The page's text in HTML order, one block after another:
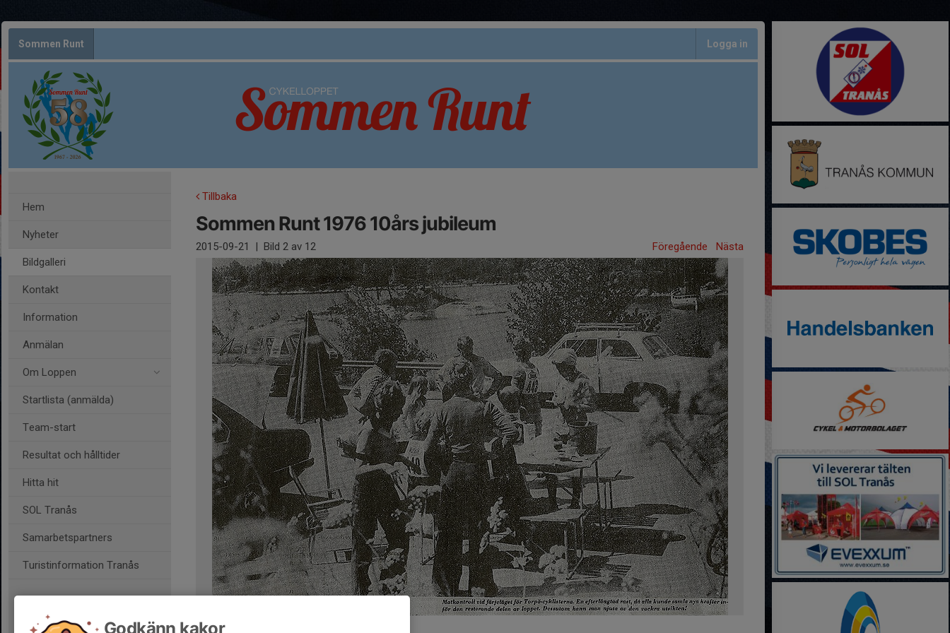
Sommen Runt Logga in
Hem
Nyheter
Bildgalleri
Kontakt
Information
Anmälan
Om Loppen
Startlista (anmälda)
Team-start
Resultat och hålltider
Hitta hit
SOL Tranås
Samarbetspartners
Turistinformation Tranås
Tillbaka
Sommen Runt 1976 10års jubileum
2015-09-21 | Bild 2 av 12 Föregående Nästa
Godkänn kakor